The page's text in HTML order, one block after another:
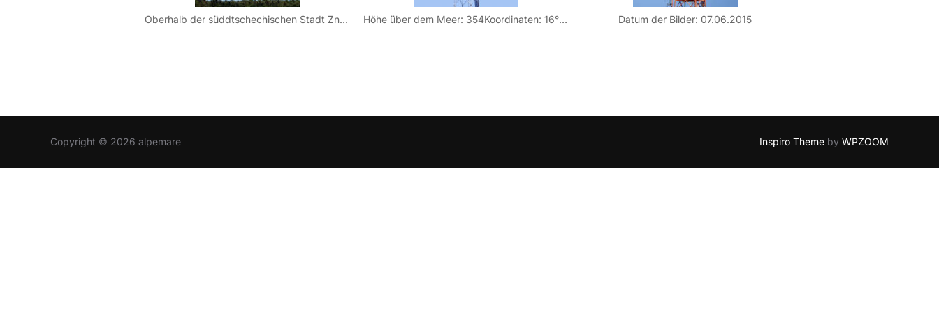
Oberhalb der süddtschechischen Stadt Znojmo befindet sich nahe der Ortschaft Kuchařovice dieser Standort..Der Standort versorgt primär Znojmo sowie das Umland. Höhe über dem Meer: 354Koordinaten: 16° 06′ 00″ Ost / 48° 53′ 12″ Nord Datum der Bilder: 07.06.2015
Copyright © 2026 alpemare Inspiro Theme by WPZOOM